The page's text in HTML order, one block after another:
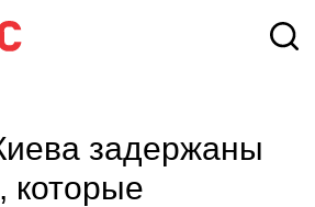
задержаны
которые